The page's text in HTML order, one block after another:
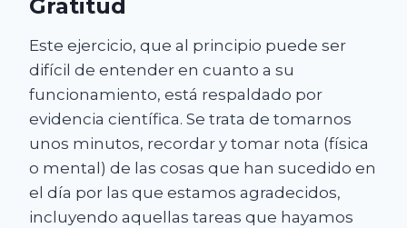
Gratitud
Este ejercicio, que al principio puede ser
difícil de entender en cuanto a su
funcionamiento, está respaldado por
evidencia científica. Se trata de tomarnos
unos minutos, recordar y tomar nota (física
o mental) de las cosas que han sucedido en
el día por las que estamos agradecidos,
incluyendo aquellas tareas que hayamos